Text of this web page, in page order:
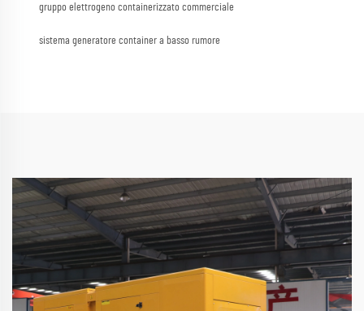
gruppo elettrogeno containerizzato commerciale
sistema generatore container a basso rumore